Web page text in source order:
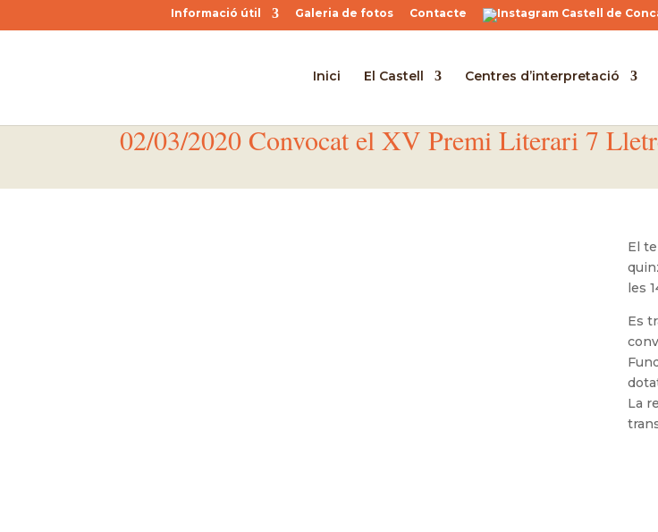
Informació útil Galeria de fotos Contacte
Inici El Castell Centres d’interpretació
02/03/2020 Convocat el XV Premi Literari 7
El
les
Es
La